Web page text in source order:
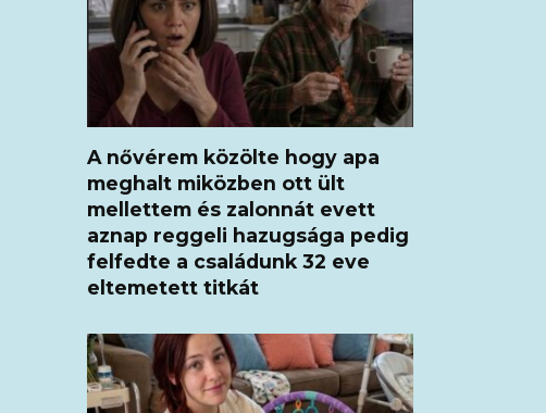
A nővérem közölte hogy apa
meghalt miközben ott ült
mellettem és zalonnát evett
aznap reggeli hazugsága pedig
felfedte a családunk 32 eve
eltemetett titkát